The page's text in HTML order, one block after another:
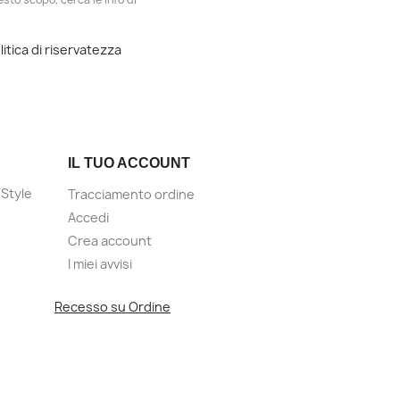
di riservatezza
IL TUO ACCOUNT
Tracciamento ordine
Accedi
Crea account
I miei avvisi
Recesso su Ordine